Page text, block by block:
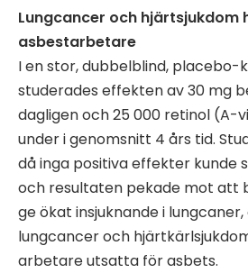
Lungcancer och hjärtsjukdom
asbestarbetare
I en stor, dubbelblind, placebo-
studerades effekten av 30 mg
dagligen och 25 000 retinol (A-
under i genomsnitt 4 års tid.
då inga positiva effekter kunde
och resultaten pekade mot att
ge ökat insjuknande i
lungcancer och
arbetare utsatta för asbets.